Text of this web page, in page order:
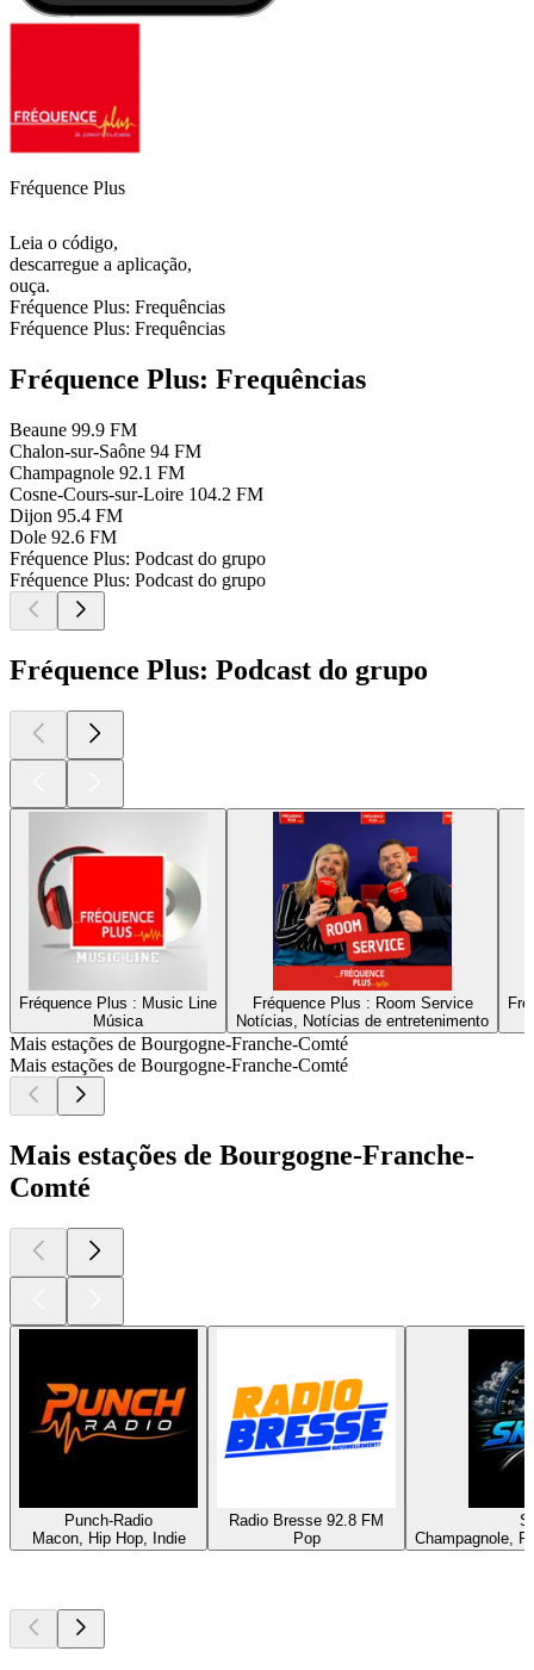
Fréquence Plus
Leia o código,
descarregue a aplicação,
ouça.
Fréquence Plus: Frequências
Fréquence Plus: Frequências
Fréquence Plus: Frequências
Beaune 99.9 FM
Chalon-sur-Saône 94 FM
Champagnole 92.1 FM
Cosne-Cours-sur-Loire 104.2 FM
Dijon 95.4 FM
Dole 92.6 FM
Fréquence Plus: Podcast do grupo
Fréquence Plus: Podcast do grupo
Fréquence Plus: Podcast do grupo
Fréquence Plus : Music Line
Música
Fréquence Plus : Room Service
Notícias, Notícias de entretenimento
Mais estações de Bourgogne-Franche-Comté
Mais estações de Bourgogne-Franche-Comté
Mais estações de Bourgogne-Franche-
Comté
Punch-Radio
Macon, Hip Hop, Indie
Radio Bresse 92.8 FM
Pop
Champagnole,